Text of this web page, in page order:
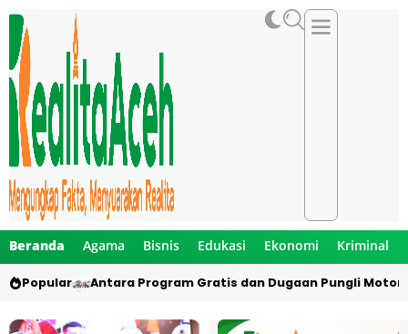
Beranda Agama Bisnis Edukasi Ekonomi Kriminal
Popular Antara Program Gratis dan Dugaan Pungli Motor